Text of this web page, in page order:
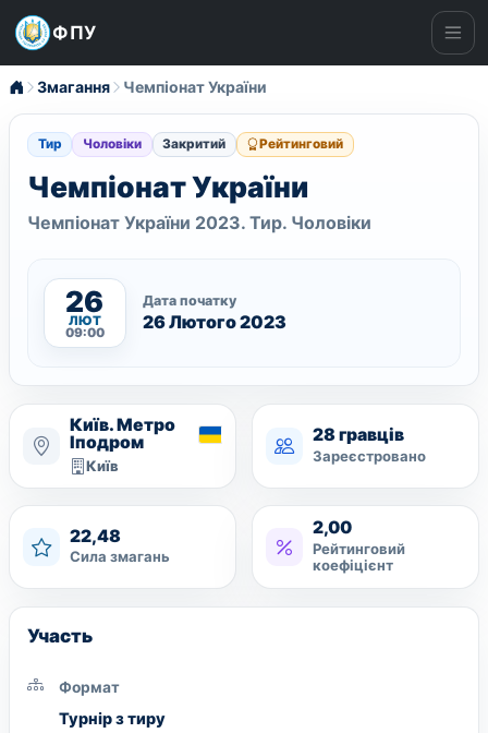
ФПУ
Змагання Чемпіонат України
Тир Чоловіки Закритий Рейтинговий
Чемпіонат України
Чемпіонат України 2023. Тир. Чоловіки
26
ЛЮТ
09:00
Дата початку
26 Лютого 2023
Київ. Метро
Іподром
Київ
28 гравців
Зареєстровано
22,48
Сила змагань
2,00
Рейтинговий
коефіцієнт
Участь
Формат
Турнір з тиру